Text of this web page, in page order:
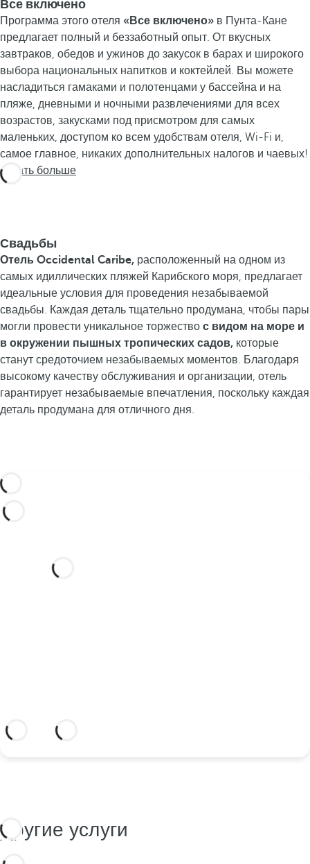
Все включено
Программа этого отеля «Все включено» в Пунта-Кане
предлагает полный и беззаботный опыт. От вкусных
завтраков, обедов и ужинов до закусок в барах и широкого
выбора национальных напитков и коктейлей. Вы можете
насладиться гамаками и полотенцами у бассейна и на
пляже, дневными и ночными развлечениями для всех
возрастов, закусками под присмотром для самых
маленьких, доступом ко всем удобствам отеля, Wi-Fi и,
самое главное, никаких дополнительных налогов и чаевых!
Узнать больше
Свадьбы
Отель Occidental Caribe, расположенный на одном из
самых идиллических пляжей Карибского моря, предлагает
идеальные условия для проведения незабываемой
свадьбы. Каждая деталь тщательно продумана, чтобы пары
могли провести уникальное торжество с видом на море и
в окружении пышных тропических садов, которые
станут средоточием незабываемых моментов. Благодаря
высокому качеству обслуживания и организации, отель
гарантирует незабываемые впечатления, поскольку каждая
деталь продумана для отличного дня.
Хотите отпраздновать свою
свадьбу в этом отеле мечты?
Другие услуги